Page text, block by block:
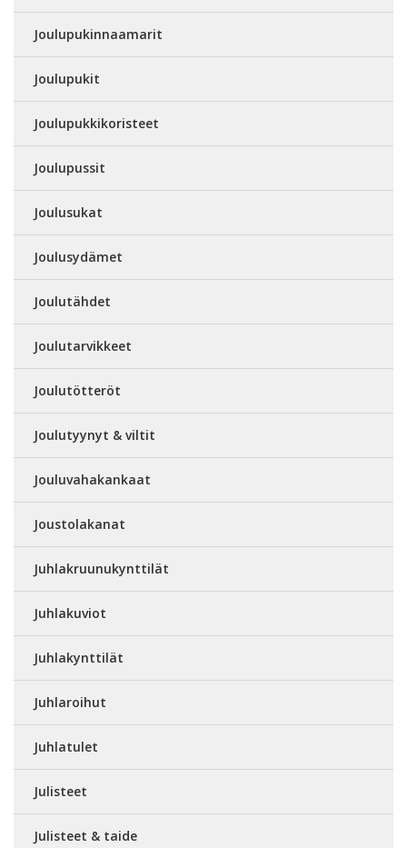
Joulupukinnaamarit
Joulupukit
Joulupukkikoristeet
Joulupussit
Joulusukat
Joulusydämet
Joulutähdet
Joulutarvikkeet
Joulutötteröt
Joulutyynyt & viltit
Jouluvahakankaat
Joustolakanat
Juhlakruunukynttilät
Juhlakuviot
Juhlakynttilät
Juhlaroihut
Juhlatulet
Julisteet
Julisteet & taide